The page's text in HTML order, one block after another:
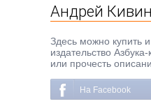
Андрей
Здесь можно купить
издательство
или прочесть
На Facebook